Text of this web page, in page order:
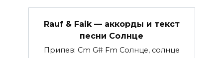
Rauf & Faik — аккорды и текст
песни Солнце
Припев: Cm G# Fm Солнце, солнце